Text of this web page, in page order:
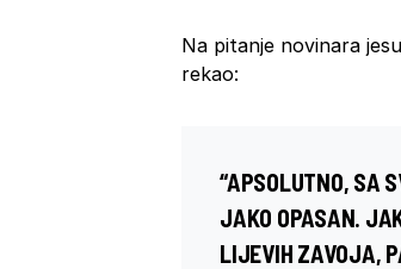
Na pitanje novinara
rekao:
“APSOLUTNO, SA
JAKO OPASAN.
LIJEVIH ZAVOJA,